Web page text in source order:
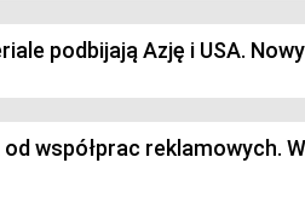
podbijają Azję i USA.
współprac reklamowych.